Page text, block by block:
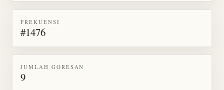
FREKUENSI
#1476
JUMLAH GORESAN
9